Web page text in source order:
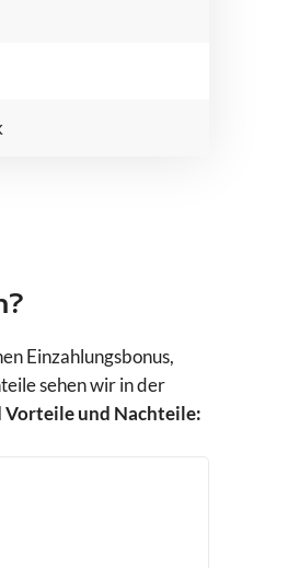
Einzahlungsbonus,
sehen wir in der
Vorteile und Nachteile: